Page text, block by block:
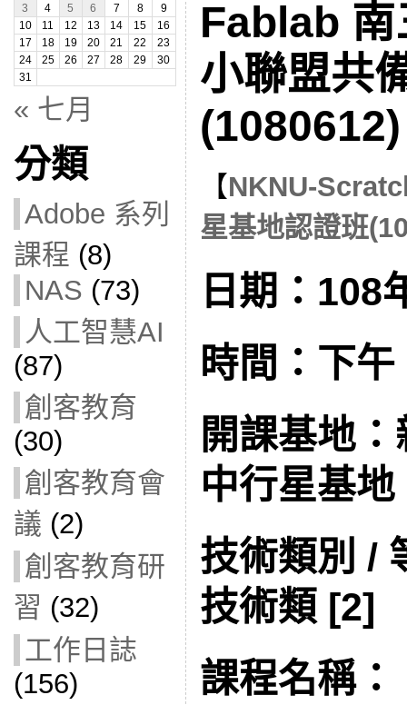
3
4 5 6 7 8
9
10
11 12 13 14 15
16
17
18 19 20 21 22
23
24
25 26 27 28 29
30
31
« 七月
分類
Adobe 系列
課程 (8)
NAS (73)
人工智慧AI
(87)
創客教育
(30)
創客教育會
議 (2)
創客教育研
習 (32)
工作日誌
(156)
Fablab 南
小聯盟共
(1080612)
【NKNU-
星基地認證班
日期：108
時間：下
開課基地
中行星基地
技術類別 /
技術類 [2]
課程名稱